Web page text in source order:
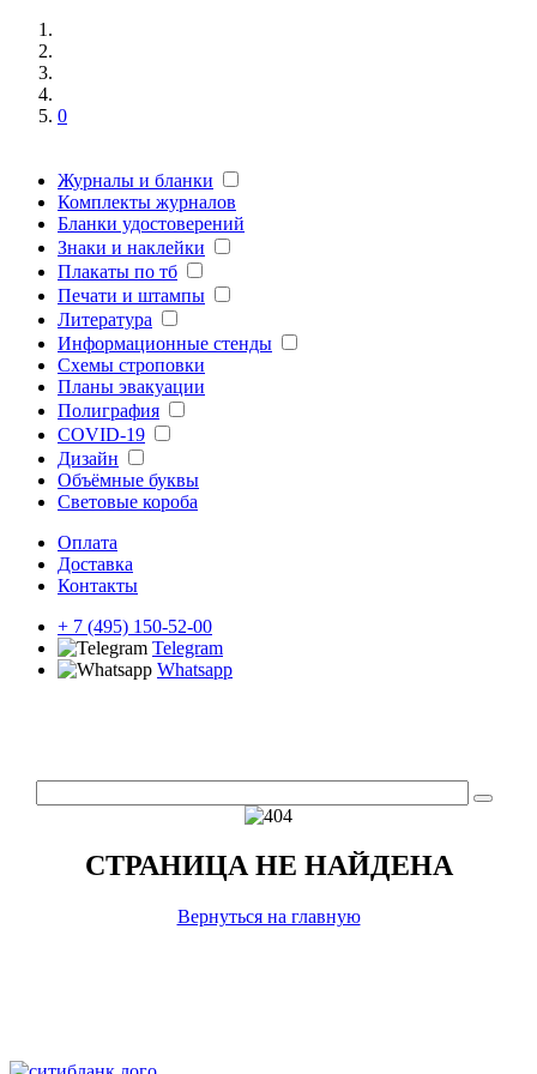
0
Журналы и бланки
Комплекты журналов
Бланки удостоверений
Знаки и наклейки
Плакаты по тб
Печати и штампы
Литература
Информационные стенды
Схемы строповки
Планы эвакуации
Полиграфия
COVID-19
Дизайн
Объёмные буквы
Световые короба
Оплата
Доставка
Контакты
+ 7 (495) 150-52-00
Telegram
Whatsapp
СТРАНИЦА НЕ НАЙДЕНА
Вернуться на главную